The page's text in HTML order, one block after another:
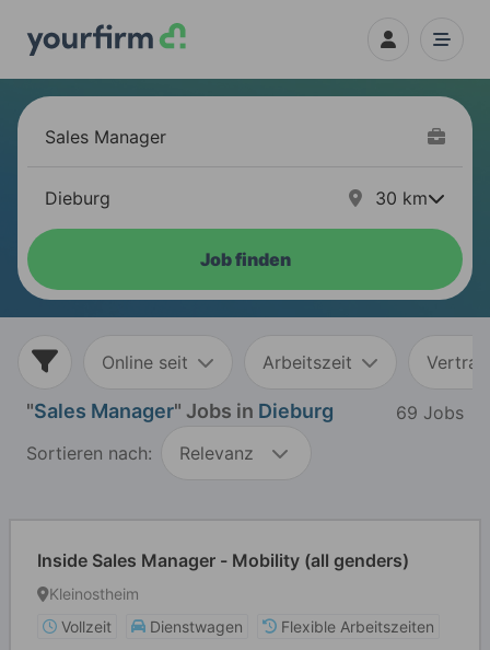
30 km
Job finden
Online seit Arbeitszeit
"Sales Manager" Jobs in Dieburg
69 Jobs
Sortieren nach:
Relevanz
Inside Sales Manager - Mobility (all genders)
Kleinostheim
Vollzeit
Dienstwagen
Flexible Arbeitszeiten